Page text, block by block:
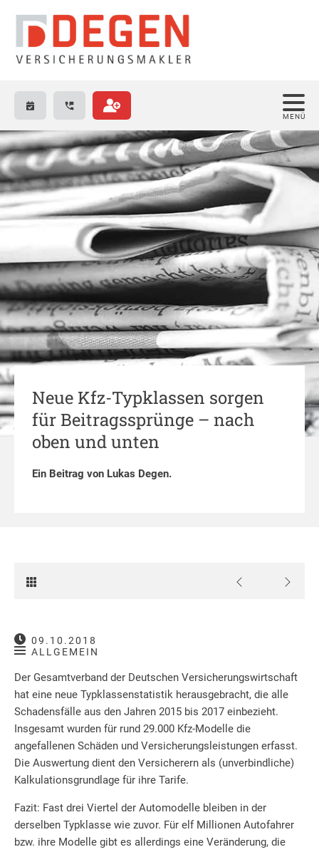
Neue Kfz-Typklassen sorgen
für Beitragssprünge – nach
oben und unten
Ein Beitrag von Lukas Degen.
09.10.2018
ALLGEMEIN
Der Gesamtverband der Deutschen Versicherungswirtschaft
hat eine neue Typklassenstatistik herausgebracht, die alle
Schadensfälle aus den Jahren 2015 bis 2017 einbezieht.
Insgesamt wurden für rund 29.000 Kfz-Modelle die
angefallenen Schäden und Versicherungsleistungen erfasst.
Die Auswertung dient den Versicherern als (unverbindliche)
Kalkulationsgrundlage für ihre Tarife.
Fazit: Fast drei Viertel der Automodelle bleiben in der
derselben Typklasse wie zuvor. Für elf Millionen Autofahrer
bzw. ihre Modelle gibt es allerdings eine Veränderung, die